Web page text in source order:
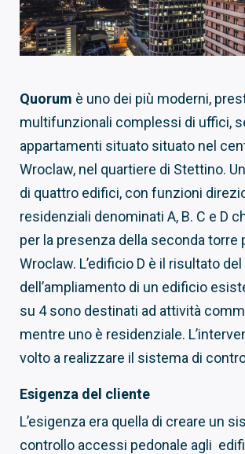
Quorum è uno dei più moderni,
multifunzionali complessi di uffici,
appartamenti situato situato nel
Wroclaw, nel quartiere di Stettino.
di quattro edifici, con funzioni
residenziali denominati A, B. C e D
per la presenza della seconda torre
Wroclaw. L’edificio D è il risultato
dell’ampliamento di un edificio
su 4 sono destinati ad attività
mentre uno è residenziale.
volto a realizzare il sistema di
Esigenza del cliente
L’esigenza era quella di creare un
controllo accessi pedonale agli